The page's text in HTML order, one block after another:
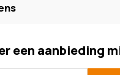
een aanbieding